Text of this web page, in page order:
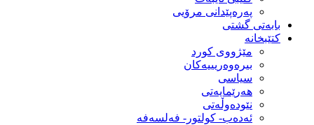
پەرەپێدانی مرۆیی
بابەتی گشتی
کتێبخانە
مێژووى کورد
بیرەوەریییەکان
سیاسى
هەرێمایەتی
نێودەوڵەتی
ئەدەب- کولتور- فەلسەفە